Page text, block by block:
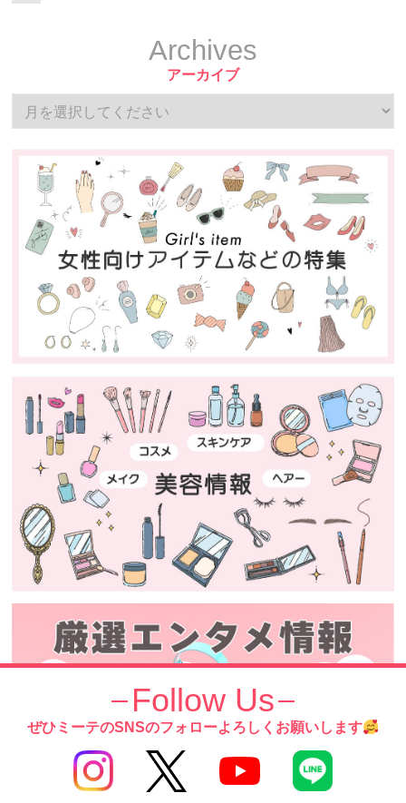
Archives
アーカイブ
Follow Us
ぜひミーテのSNSのフォローよろしくお願いします